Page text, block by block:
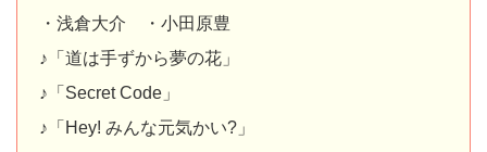
・浅倉大介 ・小田原豊
♪「道は手ずから夢の花」
♪「Secret Code」
♪「Hey! みんな元気かい?」